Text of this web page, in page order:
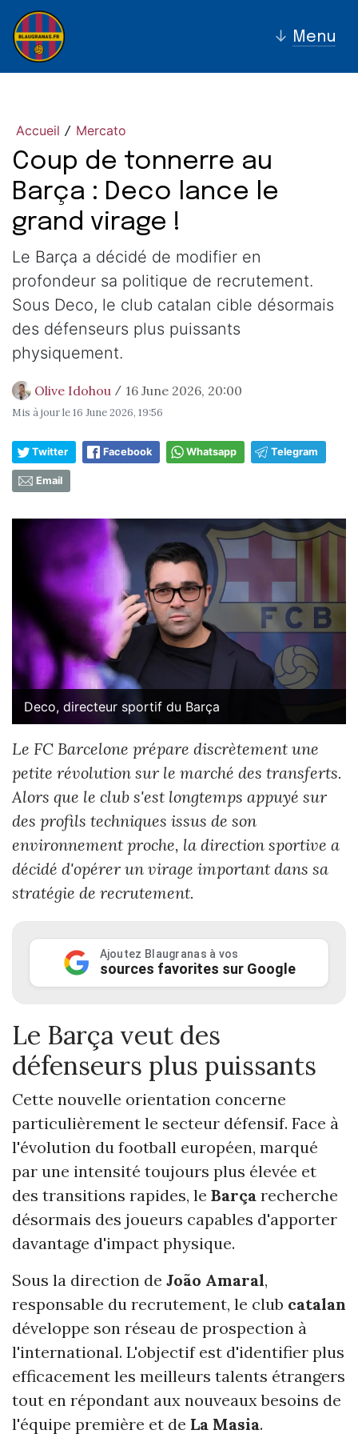
↓ Menu
Accueil / Mercato
Coup de tonnerre au
Barça : Deco lance le
grand virage !
Le Barça a décidé de modifier en
profondeur sa politique de recrutement.
Sous Deco, le club catalan cible désormais
des défenseurs plus puissants
physiquement.
Olive Idohou / 16 June 2026, 20:00
Mis à jour le16 June 2026, 19:56
Twitter Facebook Whatsapp Telegram
Email
Deco, directeur sportif du Barça
Le FC Barcelone prépare discrètement une
petite révolution sur le marché des transferts.
Alors que le club s'est longtemps appuyé sur
des profils techniques issus de son
environnement proche, la direction sportive a
décidé d'opérer un virage important dans sa
stratégie de recrutement.
Ajoutez Blaugranas à vos
sources favorites sur Google
Le Barça veut des
défenseurs plus puissants
Cette nouvelle orientation concerne
particulièrement le secteur défensif. Face à
l'évolution du football européen, marqué
par une intensité toujours plus élevée et
des transitions rapides, le Barça recherche
désormais des joueurs capables d'apporter
davantage d'impact physique.
Sous la direction de João Amaral,
responsable du recrutement, le club catalan
développe son réseau de prospection à
l'international. L'objectif est d'identifier plus
efficacement les meilleurs talents étrangers
tout en répondant aux nouveaux besoins de
l'équipe première et de La Masia.